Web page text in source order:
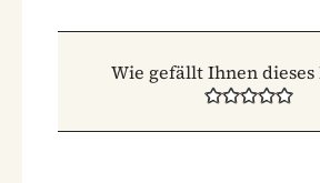
Wie gefällt Ihnen dieses